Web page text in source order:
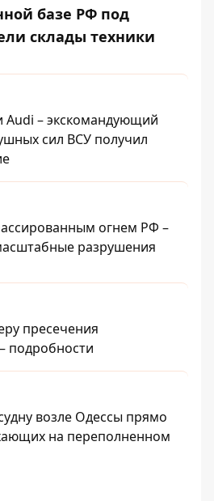
базе РФ под
склады техники
Audi – экскомандующий
сил ВСУ получил
огнем РФ –
разрушения
пресечения
возле Одессы прямо
на переполненном